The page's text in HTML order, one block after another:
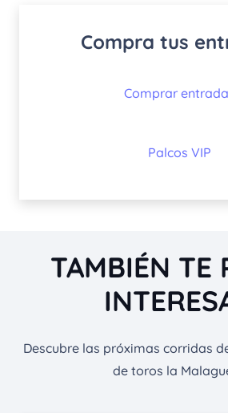
Compra tus
Comprar
Palcos VIP
TAMBIÉN TE
Descubre las próximas corridas
de toros la